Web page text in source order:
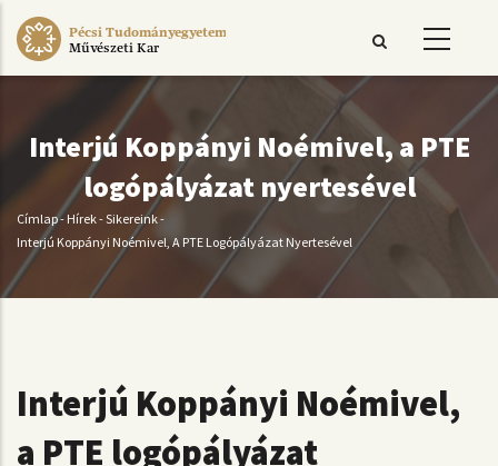
Ugrás
Pécsi Tudományegyetem
Művészeti Kar
Interjú Koppányi Noémivel, a PTE
logópályázat nyertesével
Morzsa
Címlap-Hírek-Sikereink-
Interjú Koppányi Noémivel, A PTE Logópályázat Nyertesével
Interjú Koppányi Noémivel,
a PTE logópályázat